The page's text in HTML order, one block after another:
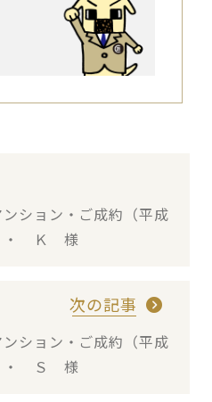
ション・ご成約（平成
・ Ｋ 様
次の記事
ション・ご成約（平成
・ Ｓ 様